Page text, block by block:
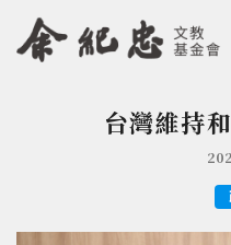
Jump
Jump to
您在這裡台灣維持